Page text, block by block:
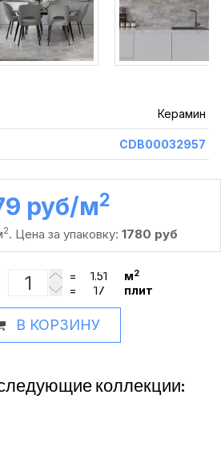
Керамин
CDB00032957
руб /м2
2. Цена за упаковку: 1780 руб
= м2
= плит
В КОРЗИНУ
коллекции: